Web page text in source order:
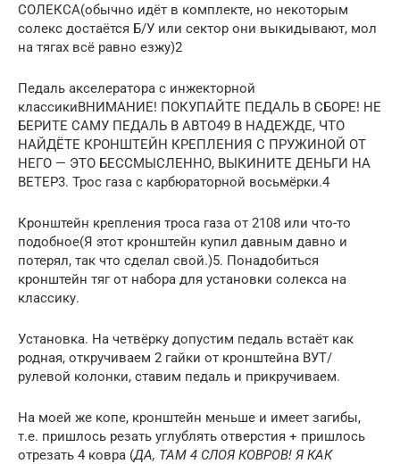
СОЛЕКСА(обычно идёт в комплекте, но некоторым
солекс достаётся Б/У или сектор они выкидывают, мол
на тягах всё равно езжу)2
Педаль акселератора с инжекторной
классикиВНИМАНИЕ! ПОКУПАЙТЕ ПЕДАЛЬ В СБОРЕ! НЕ
БЕРИТЕ САМУ ПЕДАЛЬ В АВТО49 В НАДЕЖДЕ, ЧТО
НАЙДЁТЕ КРОНШТЕЙН КРЕПЛЕНИЯ С ПРУЖИНОЙ ОТ
НЕГО — ЭТО БЕССМЫСЛЕННО, ВЫКИНИТЕ ДЕНЬГИ НА
ВЕТЕР3. Трос газа с карбюраторной восьмёрки.4
Кронштейн крепления троса газа от 2108 или что-то
подобное(Я этот кронштейн купил давным давно и
потерял, так что сделал свой.)5. Понадобиться
кронштейн тяг от набора для установки солекса на
классику.
Установка. На четвёрку допустим педаль встаёт как
родная, откручиваем 2 гайки от кронштейна ВУТ/
рулевой колонки, ставим педаль и прикручиваем.
На моей же копе, кронштейн меньше и имеет загибы,
т.е. пришлось резать углублять отверстия + пришлось
отрезать 4 ковра (ДА, ТАМ 4 СЛОЯ КОВРОВ! Я КАК